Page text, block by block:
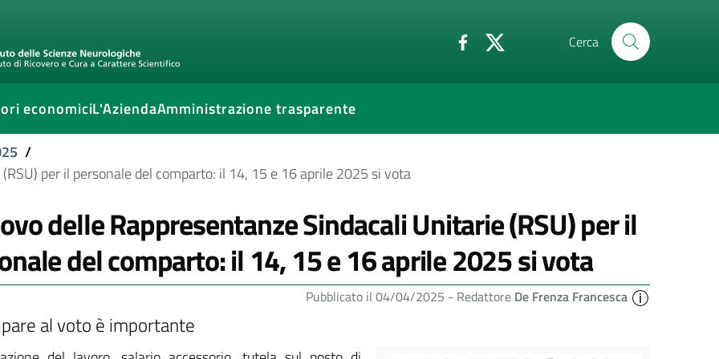
Cerca
economiciL'AziendaAmministrazione trasparente
/
per il personale del comparto: il 14, 15 e 16 aprile 2025 si vota
delle Rappresentanze Sindacali Unitarie (RSU) per il
del comparto: il 14, 15 e 16 aprile 2025 si vota
Pubblicato il 04/04/2025 - Redattore De Frenza Francesca
al voto è importante